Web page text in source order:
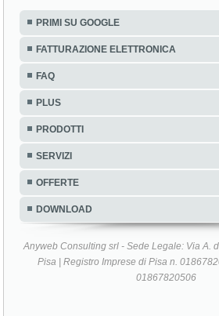
PRIMI SU GOOGLE
FATTURAZIONE ELETTRONICA
FAQ
PLUS
PRODOTTI
SERVIZI
OFFERTE
DOWNLOAD
Anyweb Consulting srl - Sede Legale: Via A.
Pisa | Registro Imprese di Pisa n.
01867820506